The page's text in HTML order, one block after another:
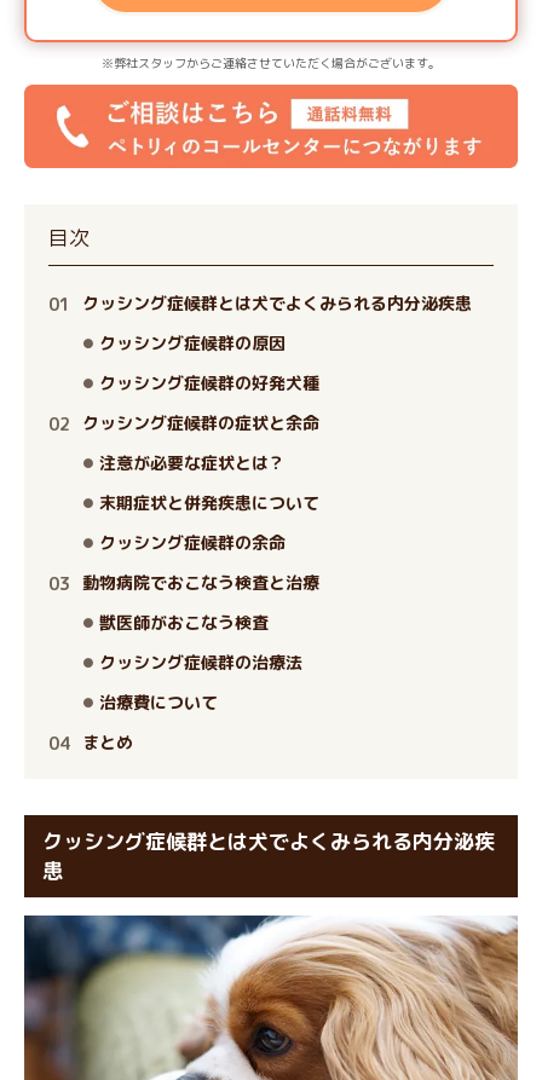
※弊社スタッフからご連絡させていただく場合がございます。
目次
クッシング症候群とは犬でよくみられる内分泌疾患
クッシング症候群の原因
クッシング症候群の好発犬種
クッシング症候群の症状と余命
注意が必要な症状とは？
末期症状と併発疾患について
クッシング症候群の余命
動物病院でおこなう検査と治療
獣医師がおこなう検査
クッシング症候群の治療法
治療費について
まとめ
クッシング症候群とは犬でよくみられる内分泌疾
患